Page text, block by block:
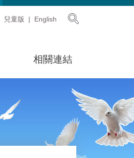
兒童版 English
相關連結